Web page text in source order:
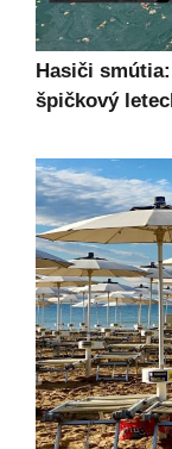
Hasiči
špičkový